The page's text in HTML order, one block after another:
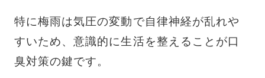
特に梅雨は気圧の変動で自律神経が乱れや
すいため、意識的に生活を整えることが口
臭対策の鍵です。